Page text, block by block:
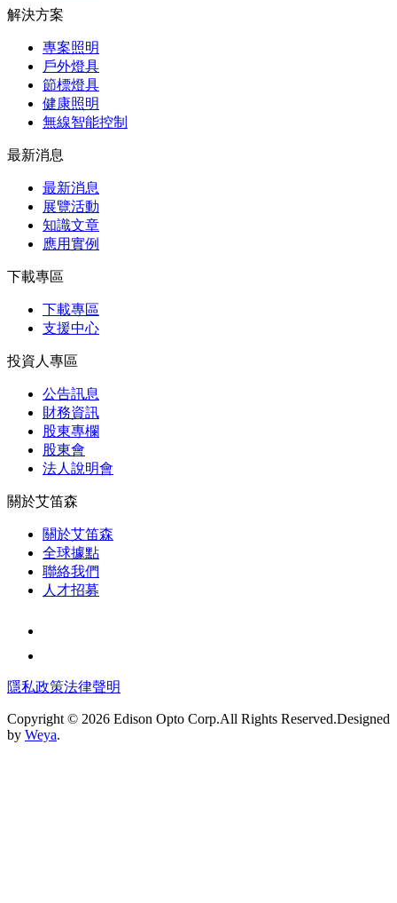
解決方案
專案照明
戶外燈具
節標燈具
健康照明
無線智能控制
最新消息
最新消息
展覽活動
知識⽂章
應⽤實例
下載專區
下載專區
支援中心
投資人專區
公告訊息
財務資訊
股東專欄
股東會
法⼈說明會
關於艾笛森
關於艾笛森
全球據點
聯絡我們
人才招募
隱私政策法律聲明
Copyright © 2026 Edison Opto Corp.All Rights Reserved.Designed
by Weya.